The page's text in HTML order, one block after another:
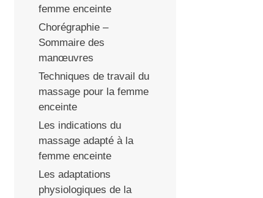
femme enceinte
Chorégraphie –
Sommaire des
manœuvres
Techniques de travail du
massage pour la femme
enceinte
Les indications du
massage adapté à la
femme enceinte
Les adaptations
physiologiques de la